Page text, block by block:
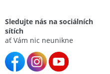
Sledujte nás na sociálních
sítích
ať Vám nic neunikne